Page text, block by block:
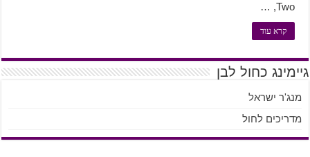
Two, …
קרא עוד
גיימינג כחול לבן
מנג'ר ישראל
מדריכים לחול